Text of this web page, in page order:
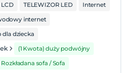
TELEWIZOR LED
Internet
internet
dla dziecka
(1 Kwota) duży podwójny
sofa / Sofa